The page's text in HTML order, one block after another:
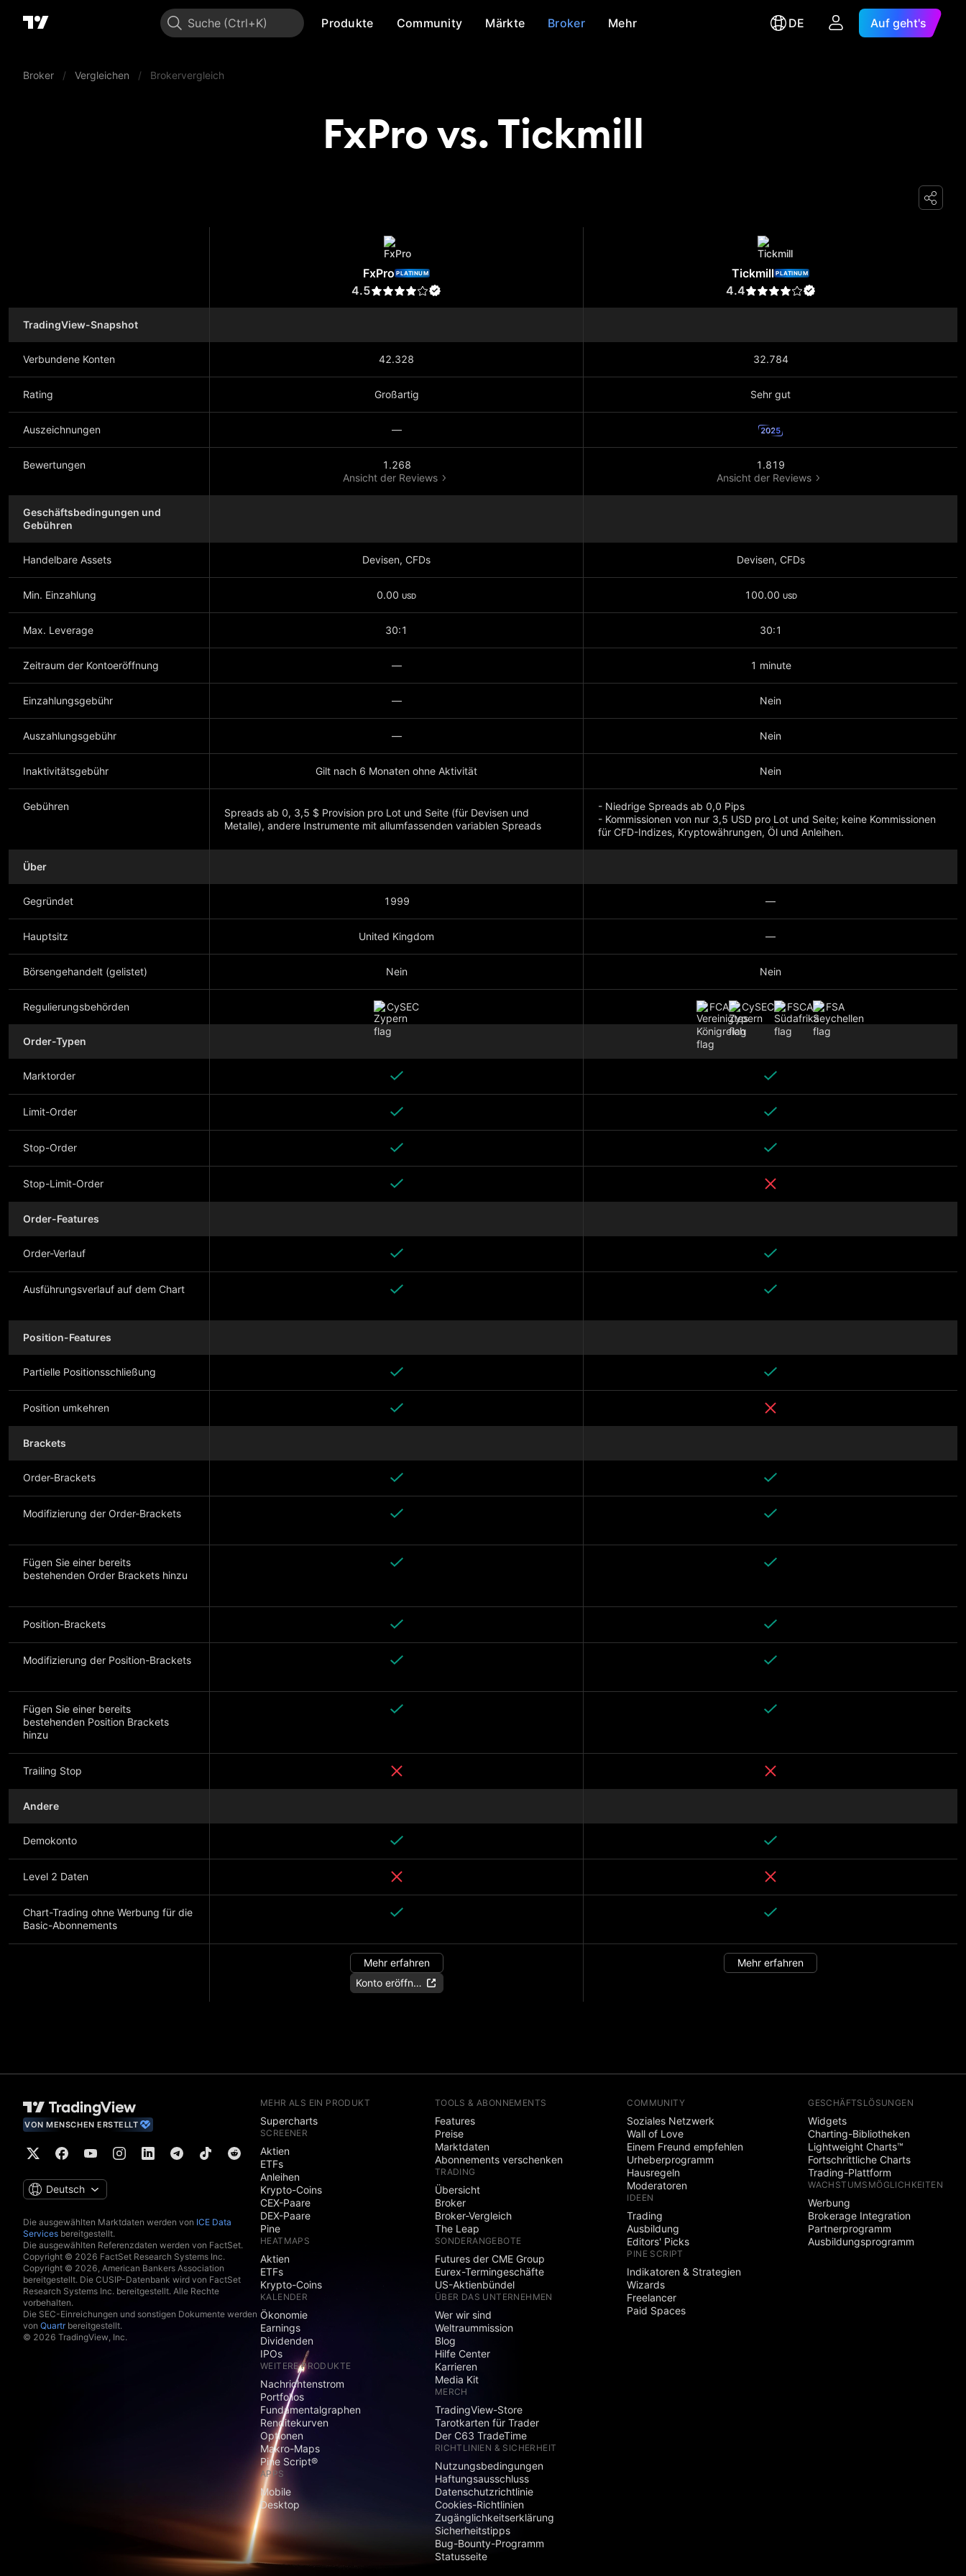
Suche Produkte Community Märkte Broker Mehr DE Auf geht's
Broker / Vergleichen / Brokervergleich
FxPro vs. Tickmill
FxPro PLATINUM
4.5
Tickmill PLATINUM
4.4
TradingView-Snapshot
Verbundene Konten 42.328 32.784
Rating Großartig Sehr gut
Auszeichnungen — 2025
Bewertungen
1.268
Ansicht der Reviews
1.819
Ansicht der Reviews
Geschäftsbedingungen und
Gebühren
Handelbare Assets Devisen, CFDs Devisen, CFDs
Min. Einzahlung 0.00 USD 100.00 USD
Max. Leverage 30:1 30:1
Zeitraum der Kontoeröffnung — 1 minute
Einzahlungsgebühr — Nein
Auszahlungsgebühr — Nein
Inaktivitätsgebühr Gilt nach 6 Monaten ohne Aktivität Nein
Gebühren
Spreads ab 0, 3,5 $ Provision pro Lot und Seite (für Devisen und
Metalle), andere Instrumente mit allumfassenden variablen Spreads
Mehr anzeigen
- Niedrige Spreads ab 0,0 Pips
- Kommissionen von nur 3,5 USD pro Lot und Seite; keine Kommissionen
für CFD-Indizes, Kryptowährungen, Öl und Anleihen.
Über
Gegründet 1999 —
Hauptsitz United Kingdom —
Börsengehandelt (gelistet) Nein Nein
Regulierungsbehörden CySEC FCA CySEC FSCA FSA
Order-Typen
Marktorder
Limit-Order
Stop-Order
Stop-Limit-Order
Order-Features
Order-Verlauf
Ausführungsverlauf auf dem Chart
Position-Features
Partielle Positionsschließung
Position umkehren
Brackets
Order-Brackets
Modifizierung der Order-Brackets
Fügen Sie einer bereits
bestehenden Order Brackets hinzu
Position-Brackets
Modifizierung der Position-Brackets
Fügen Sie einer bereits
bestehenden Position Brackets
hinzu
Trailing Stop
Andere
Demokonto
Level 2 Daten
Chart-Trading ohne Werbung für die
Basic-Abonnements
Mehr erfahren
Konto eröffnen
Mehr erfahren
VON MENSCHEN ERSTELLT
Deutsch
Die ausgewählten Marktdaten werden von ICE Data
Services bereitgestellt.
Die ausgewählten Referenzdaten werden von FactSet.
Copyright © 2026 FactSet Research Systems Inc.
Copyright © 2026, American Bankers Association
bereitgestellt. Die CUSIP-Datenbank wird von FactSet
Research Systems Inc. bereitgestellt. Alle Rechte
vorbehalten.
Die SEC-Einreichungen und sonstigen Dokumente werden
von Quartrbereitgestellt.
© 2026 TradingView, Inc.
MEHR ALS EIN PRODUKT
Supercharts
SCREENER
Aktien
ETFs
Anleihen
Krypto-Coins
CEX-Paare
DEX-Paare
Pine
HEATMAPS
Aktien
ETFs
Krypto-Coins
KALENDER
Ökonomie
Earnings
Dividenden
IPOs
WEITERE PRODUKTE
Nachrichtenstrom
Portfolios
Fundamentalgraphen
Renditekurven
Optionen
Makro-Maps
Pine Script®
APPS
Mobile
Desktop
TOOLS & ABONNEMENTS
Features
Preise
Marktdaten
Abonnements verschenken
TRADING
Übersicht
Broker
Broker-Vergleich
The Leap
SONDERANGEBOTE
Futures der CME Group
Eurex-Termingeschäfte
US-Aktienbündel
ÜBER DAS UNTERNEHMEN
Wer wir sind
Weltraummission
Blog
Hilfe Center
Karrieren
Media Kit
MERCH
TradingView-Store
Tarotkarten für Trader
Der C63 TradeTime
RICHTLINIEN & SICHERHEIT
Nutzungsbedingungen
Haftungsausschluss
Datenschutzrichtlinie
Cookies-Richtlinien
Zugänglichkeitserklärung
Sicherheitstipps
Bug-Bounty-Programm
Statusseite
COMMUNITY
Soziales Netzwerk
Wall of Love
Einem Freund empfehlen
Urheberprogramm
Hausregeln
Moderatoren
IDEEN
Trading
Ausbildung
Editors' Picks
PINE SCRIPT
Indikatoren & Strategien
Wizards
Freelancer
Paid Spaces
GESCHÄFTSLÖSUNGEN
Widgets
Charting-Bibliotheken
Lightweight Charts™
Fortschrittliche Charts
Trading-Plattform
WACHSTUMSMÖGLICHKEITEN
Werbung
Brokerage Integration
Partnerprogramm
Ausbildungsprogramm